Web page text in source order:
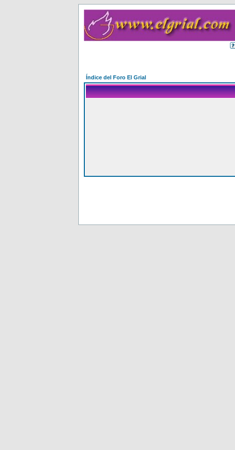
Índice del Foro El Grial